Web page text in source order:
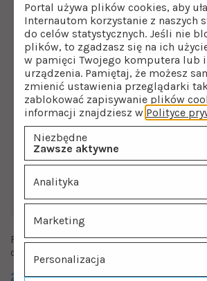
Filtr odwróconej osmozy Kuna Filter
czarna wylewka
2599.00 zł 2699.00 zł
Portal używa plików cookies, aby
Internautom korzystanie z naszych
do celów statystycznych. Jeśli nie
plików, to zgadzasz się na ich
w pamięci Twojego komputera lub
urządzenia. Pamiętaj, że możesz
zmienić ustawienia przeglądarki
zablokować zapisywanie plików
informacji znajdziesz w Polityce
Niezbędne
Zawsze aktywne
Analityka
Marketing
Personalizacja